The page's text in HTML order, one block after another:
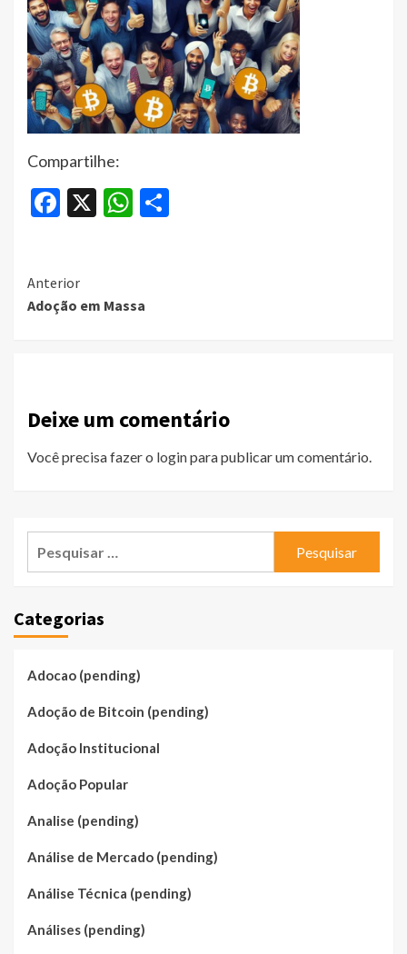
Compartilhe:
Facebook
X WhatsApp
Continue
Reading
Anterior
Adoção em Massa
Deixe um comentário
Você precisa fazer o loginpara publicar um comentário.
Categorias
Adocao (pending)
Adoção de Bitcoin (pending)
Adoção Institucional
Adoção Popular
Analise (pending)
Análise de Mercado (pending)
Análise Técnica (pending)
Análises (pending)